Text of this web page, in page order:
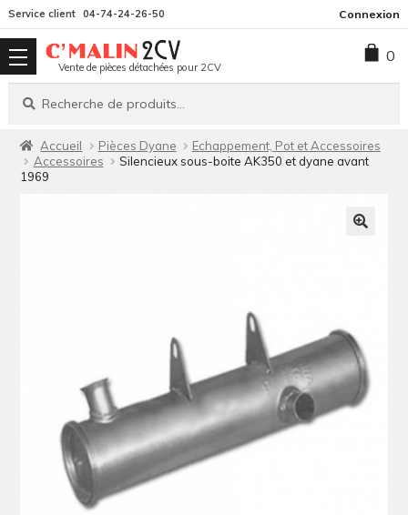
la
navigation
contenu
Service client 04-74-24-26-50 Connexion
Vente de pièces détachées pour 2CV
Recherche
Recherche
0
Accueil Pièces Dyane
Echappement, Pot et Accessoires
Accessoires
Silencieux sous-boite AK350 et dyane avant
1969